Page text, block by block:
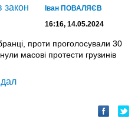
Іван ПОВАЛЯЄВ
16:16, 14.05.2024
проти проголосували 30
масові протести грузинів